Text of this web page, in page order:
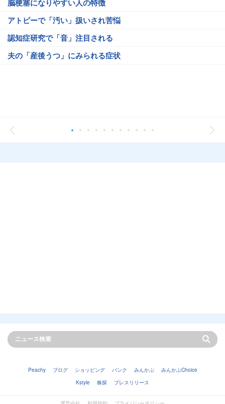
脳梗塞になりやすい人の特徴
アトピーで「汚い」扱いされ苦悩
認知症研究で「音」注目される
夫の「産後うつ」にみられる症状
Peachy ブログ ショッピング バンク みんかぶ
みんかぶChoice
Kstyle
株探 プレスリリース